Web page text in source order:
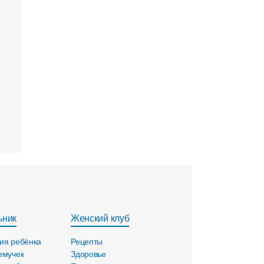
ребёнка
Женский клуб
Рецепты
Здоровье